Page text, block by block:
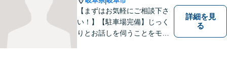
【まずはお気軽にご相談下さ
い！】【駐車場完備】じっく
りとお話しを伺うことをモッ
詳細を見
る